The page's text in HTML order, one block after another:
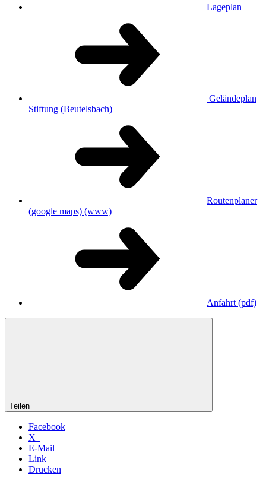
Lageplan
Geländeplan
Stiftung (Beutelsbach)
Routenplaner
(google maps) (www)
Anfahrt (pdf)
Teilen
Facebook
X
E-Mail
Link
Drucken